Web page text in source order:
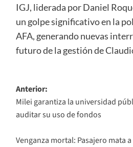
IGJ, liderada por Daniel
un golpe significativo en la
AFA, generando nuevas
futuro de la gestión de
Navegación
de
entradas
Anterior:
Milei garantiza la universidad
auditar su uso de fondos
Venganza mortal: Pasajero mata